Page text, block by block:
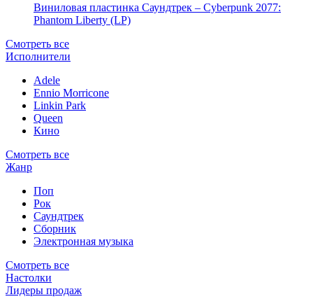
Виниловая пластинка Саундтрек – Cyberpunk 2077:
Phantom Liberty (LP)
Смотреть все
Исполнители
Adele
Ennio Morricone
Linkin Park
Queen
Кино
Смотреть все
Жанр
Поп
Рок
Саундтрек
Сборник
Электронная музыка
Смотреть все
Настолки
Лидеры продаж